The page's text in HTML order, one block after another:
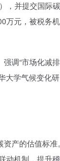
并提交国际
元，被税务
调“市场化减
学气候变化
产的估值标